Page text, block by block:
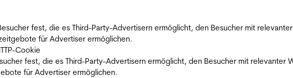
fest, die es Third-Party-Advertisern ermöglicht, den Besucher mit
für Advertiser ermöglichen.
Cookie
fest, die es Third-Party-Advertisern ermöglicht, den Besucher mit
für Advertiser ermöglichen.